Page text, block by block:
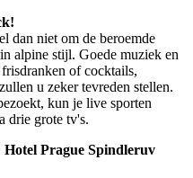
dan niet om de beroemde
alpine stijl. Goede muziek en
of cocktails,
u zeker tevreden stellen.
kun je live sporten
drie grote tv's.
Hotel Prague Spindleruv